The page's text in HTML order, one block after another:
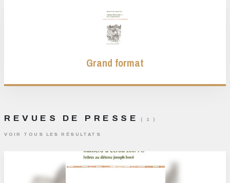
Grand format
REVUES DE PRESSE ( 1 )
VOIR TOUS LES RÉSULTATS